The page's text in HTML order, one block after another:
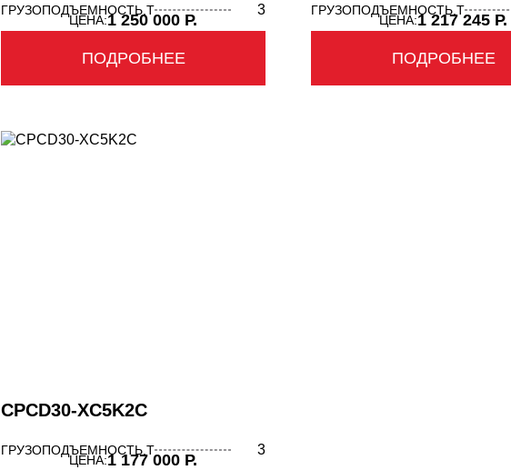
ГРУЗОПОДЪЕМНОСТЬ,Т 3
ЦЕНА:1 250 000 Р.
ПОДРОБНЕЕ
ГРУЗОПОДЪЕМНОСТЬ,Т
ЦЕНА:1 217 245 Р.
ПОДРОБНЕЕ
CPCD30-XC5K2C
ГРУЗОПОДЪЕМНОСТЬ,Т 3
ЦЕНА:1 177 000 Р.